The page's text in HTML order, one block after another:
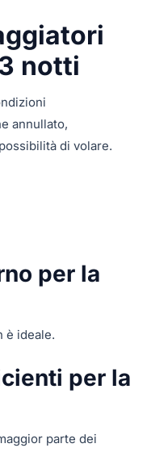
notti
annullato,
di volare.
per la
è ideale.
per la
parte dei